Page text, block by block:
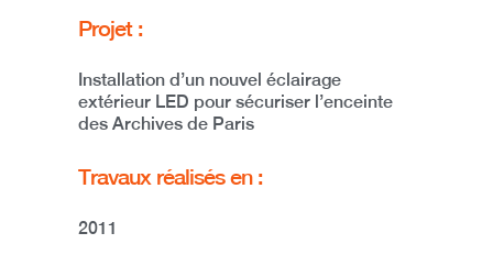
Projet :
Installation d’un nouvel éclairage
extérieur LED pour sécuriser l’enceinte
des Archives de Paris
Travaux réalisés en :
2011